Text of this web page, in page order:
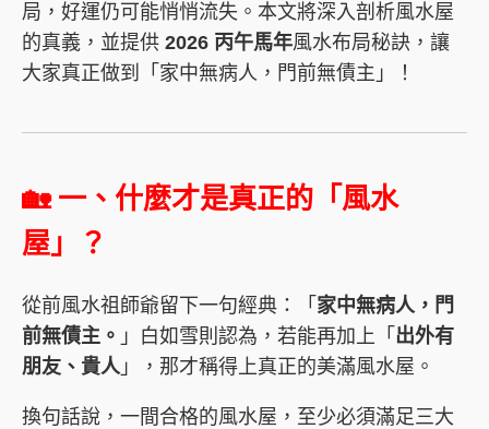
局，好運仍可能悄悄流失。本文將深入剖析風水屋
的真義，並提供 2026 丙午馬年風水布局秘訣，讓
大家真正做到「家中無病人，門前無債主」！
🏡 一、什麼才是真正的「風水
屋」？
從前風水祖師爺留下一句經典：「 家中無病人，門
前無債主。 」白如雪則認為，若能再加上「 出外有
朋友、貴人 」，那才稱得上真正的美滿風水屋。
換句話說，一間合格的風水屋，至少必須滿足三大